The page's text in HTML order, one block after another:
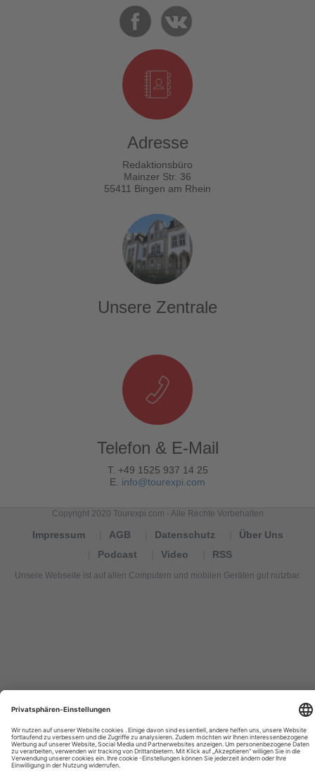
Adresse
Redaktionsbüro
Mainzer Str. 36
55411 Bingen am Rhein
Unsere Zentrale
Telefon & E-Mail
T. +49 1525 937 14 25
E. info@tourexpi.com
Copyright 2020 Tourexpi.com - Alle Rechte Vorbehalten
Impressum AGB Datenschutz
Über Uns
Podcast
Video RSS
Unsere Webseite ist auf allen Computern und mobilen Geräten gut nutzbar.
Tourismus
Nachrichten,
новости
туризма,